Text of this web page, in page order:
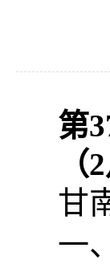
第
（2
甘
一